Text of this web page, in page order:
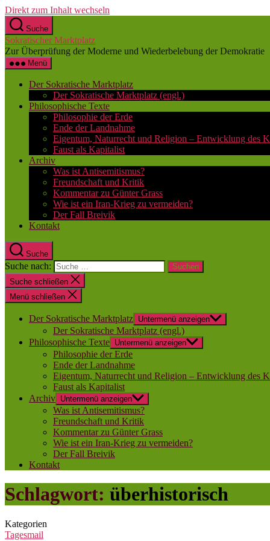
Direkt zum Inhalt wechseln
Suche
Sokratischer Marktplatz
Zur Überprüfung der Moderne und Wiederbelebung der Demokratie
Menü
Der Sokratische Marktplatz
Der Sokratische Marktplatz (engl.)
Philosophische Texte
Philosophie der Erde
Ende der Landnahme
Eigentum, Naturrecht und Religion – Entwicklung des
Faust als Kapitalist
Archiv
Was ist Antisemitismus?
Freundschaft und Kritik
Kommentar zu Günter Grass
Wie ist ein Iran-Krieg zu vermeiden?
Der Fall Breivik
Kontakt
Suche
Suche nach:
Suche schließen
Menü schließen
Der Sokratische Marktplatz Untermenü anzeigen
Der Sokratische Marktplatz (engl.)
Philosophische Texte Untermenü anzeigen
Philosophie der Erde
Ende der Landnahme
Eigentum, Naturrecht und Religion – Entwicklung des
Faust als Kapitalist
Archiv Untermenü anzeigen
Was ist Antisemitismus?
Freundschaft und Kritik
Kommentar zu Günter Grass
Wie ist ein Iran-Krieg zu vermeiden?
Der Fall Breivik
Kontakt
Schlagwort: überhistorisch
Kategorien
Tagesmail